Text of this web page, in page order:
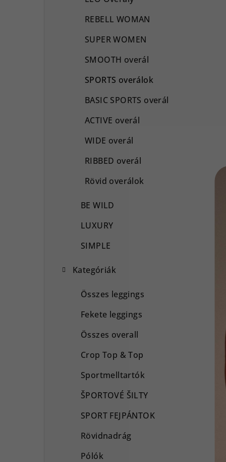
REBELL WOMAN
SUPER WOMEN
SMOOTH overál
SPORTS overálok
BASIC SPORTS overál
ACTIVE overál
WIDE overál
RIBBED overál
Rövid overálok
BE WILD
LUXURY
SIMPLE
Kategóriák
Összes leggings
Fekete leggings
Összes overall
Crop Top & Top
Sportmelltartók
ŠPORTOVÉ ŠILTY
SPORT FEJPÁNTOK
Rövidnadrág
Pólók